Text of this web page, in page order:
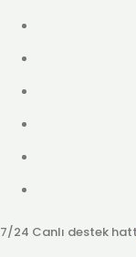
7/24 Canlı destek